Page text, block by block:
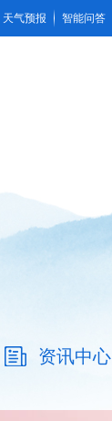
天气预报 智能问答
资讯中心